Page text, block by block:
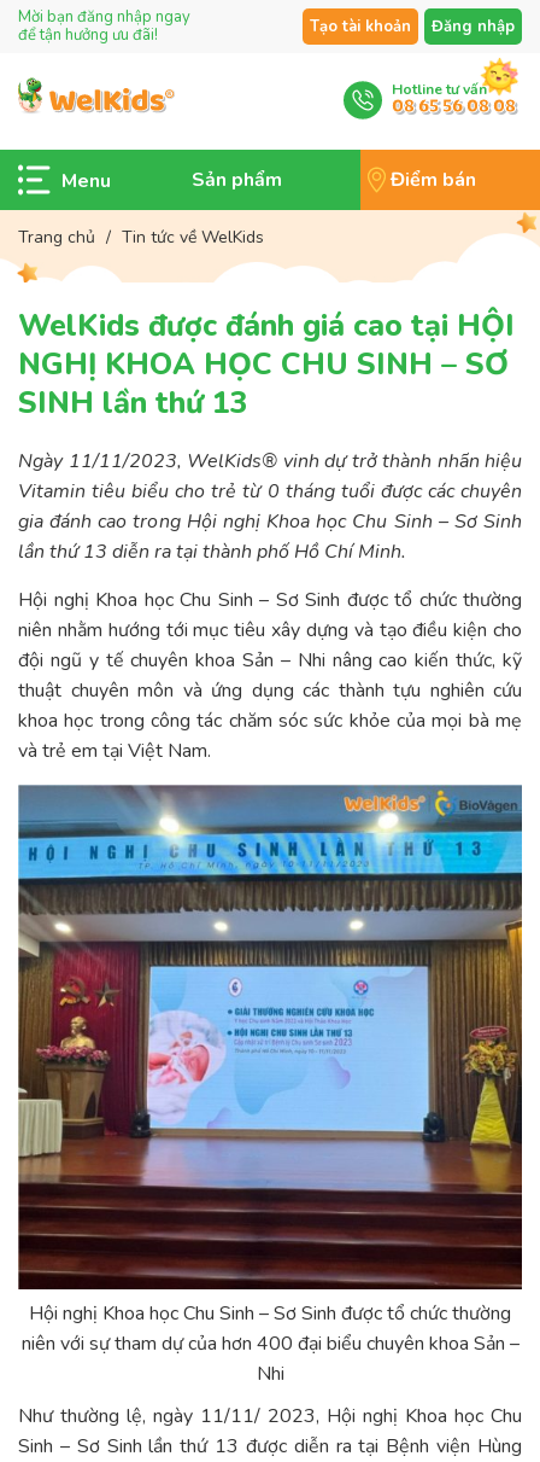
Mời bạn đăng nhập ngay
để tận hưởng ưu đãi!
Tạo tài khoản Đăng nhập
Hotline tư vấn
08 65 56 08 08
Sản phẩm Điểm bán
Trang chủ / Tin tức về WelKids
WelKids được đánh giá cao tại HỘI
NGHỊ KHOA HỌC CHU SINH – SƠ
SINH lần thứ 13
Ngày 11/11/2023, WelKids® vinh dự trở thành nhãn hiệu
Vitamin tiêu biểu cho trẻ từ 0 tháng tuổi được các chuyên
gia đánh cao trong Hội nghị Khoa học Chu Sinh – Sơ Sinh
lần thứ 13 diễn ra tại thành phố Hồ Chí Minh.
Hội nghị Khoa học Chu Sinh – Sơ Sinh được tổ chức thường
niên nhằm hướng tới mục tiêu xây dựng và tạo điều kiện cho
đội ngũ y tế chuyên khoa Sản – Nhi nâng cao kiến thức, kỹ
thuật chuyên môn và ứng dụng các thành tựu nghiên cứu
khoa học trong công tác chăm sóc sức khỏe của mọi bà mẹ
và trẻ em tại Việt Nam.
Hội nghị Khoa học Chu Sinh – Sơ Sinh được tổ chức thường
niên với sự tham dự của hơn 400 đại biểu chuyên khoa Sản –
Nhi
Như thường lệ, ngày 11/11/ 2023, Hội nghị Khoa học Chu
Sinh – Sơ Sinh lần thứ 13 được diễn ra tại Bệnh viện Hùng